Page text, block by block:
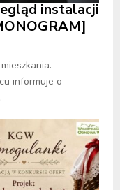
instalacji
informuje o